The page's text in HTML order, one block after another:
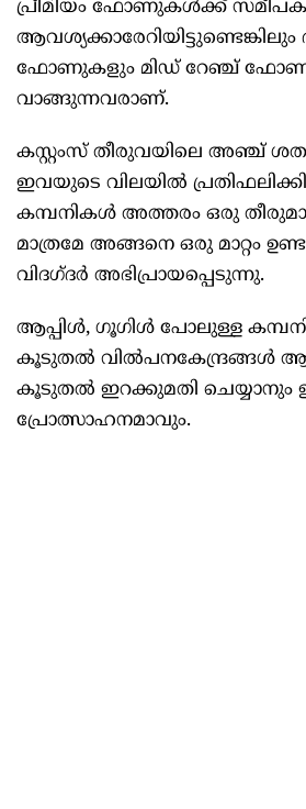
പ്രീമിയം ഫോണുകൾക്ക്
ഫോണുകളും മിഡ് റേഞ്ച്
വാങ്ങുന്നവരാണ്.
കസ്റ്റംസ് തീരുവയിലെ അഞ്ച്
ഇവയുടെ വിലയിൽ
കമ്പനികൾ അത്തരം ഒരു
മാത്രമേ അങ്ങനെ ഒരു മാറ്റം
വിദഗ്ദർ അഭിപ്രായപ്പെടുന്നു.
ആപ്പിൾ, ഗൂഗിൾ പോലുള്ള
കൂടുതൽ വിൽപനകേന്ദ്രങ്ങൾ
കൂടുതൽ ഇറക്കുമതി ചെയ്യാനും
പ്രോത്സാഹനമാവും.